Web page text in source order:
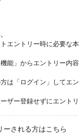
エントリー時に必要な本
能」からエントリー内容
は「ログイン」してエン
ザー登録せずにエントリ
ーされる方はこちら